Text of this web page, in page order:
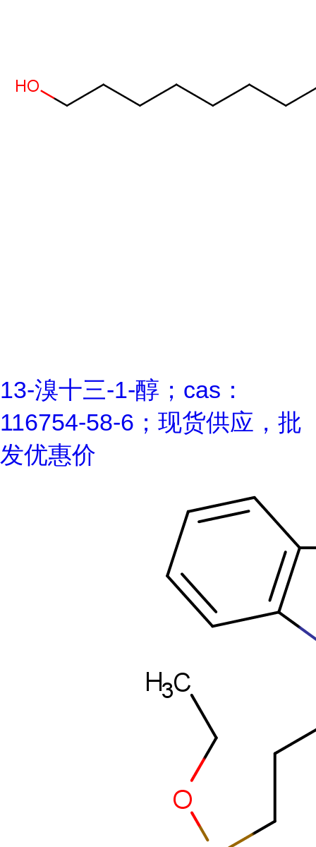
13-溴十三-1-醇；cas：
116754-58-6；现货供应，批
发优惠价